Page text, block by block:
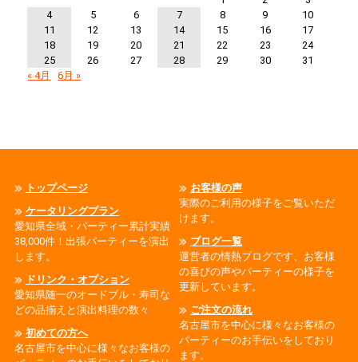
4
5 6 7 8 9
10
11
12 13 14 15 16
17
18
19 20 21 22 23
24
25
26 27 28 29 30
31
« 4月
6月 »
トップページ
ケータリングプラン
愛知県全域・パーティー累計実績
38,000件！出張パーティーを演出
します。
ドリンク・オプション
愛知県随一のオードブル・寿司な
どの品揃えと演出料理の数々
初めての方へ
名古屋市を中心に様々なお客様の
お客様の声
実際のご利用の様子をご覧いただ
けます。
ブログ一覧
運営者の情熱ブログです、お客様
の喜びの声やパーティーの様子を
更新しています。
ご注文の流れ
名古屋市を中心に様々なお客様の
パーティーのお手伝いをしており
ます。